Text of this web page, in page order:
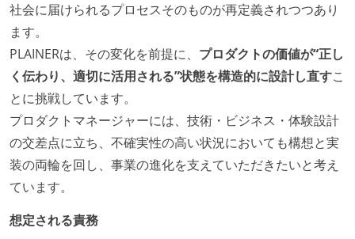
社会に届けられるプロセスそのものが再定義されつつあり
ます。
PLAINERは、その変化を前提に、 プロダクトの価値が“正し
く伝わり、適切に活用される”状態を構造的に設計し直すこ
とに挑戦しています。
プロダクトマネージャーには、技術・ビジネス・体験設計
の交差点に立ち、不確実性の高い状況においても構想と実
装の両輪を回し、事業の進化を支えていただきたいと考え
ています。
想定される責務